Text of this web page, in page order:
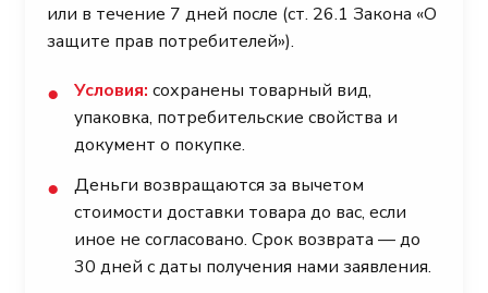
или в течение 7 дней после (ст. 26.1 Закона «О
защите прав потребителей»).
● Условия: сохранены товарный вид,
упаковка, потребительские свойства и
документ о покупке.
●
Деньги возвращаются за вычетом
стоимости доставки товара до вас, если
иное не согласовано. Срок возврата — до
30 дней с даты получения нами заявления.